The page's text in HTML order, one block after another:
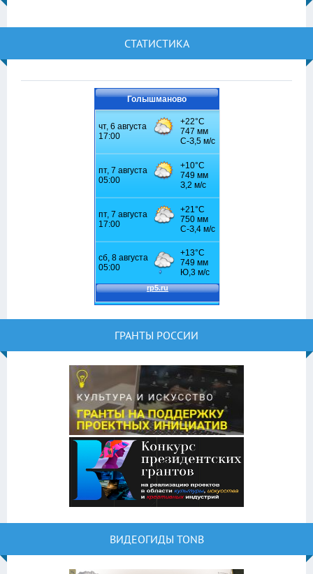
СТАТИСТИКА
Голышманово
ГРАНТЫ РОССИИ
ВИДЕОГИДЫ TONB